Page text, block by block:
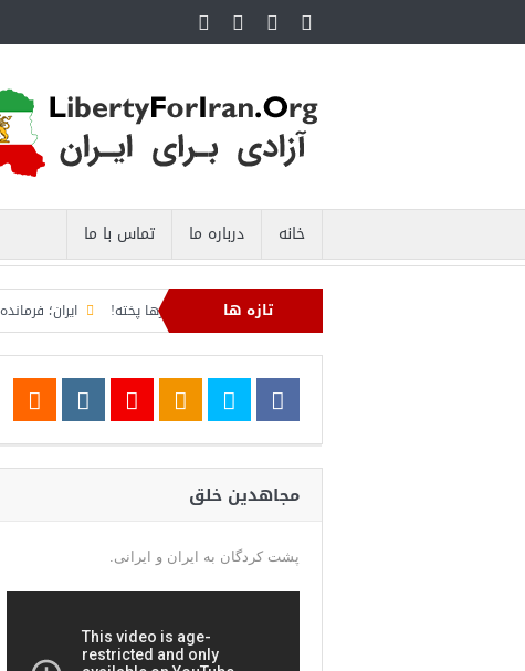
خانه درباره ما تماس با ما
تازه ها
برای ترامپ و آشی که نتانیاهو برای ذوالقدرها پخته! ایران؛ فرمانده
بی‌راه‌حل؛ وقتی دشمنی با پهلوی جای نجات ایران را می‌گیرد
مجاهدین خلق
پشت کردگان به ایران و ایرانی.